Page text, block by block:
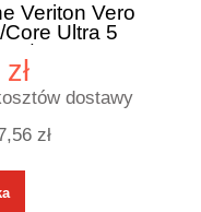
Veriton Vero
Ultra 5
W11P
dostawy
zł